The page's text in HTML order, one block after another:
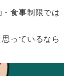
食事制限では
思っているなら